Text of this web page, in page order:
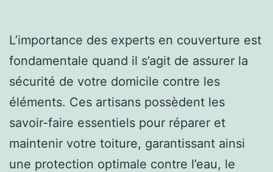
L’importance des experts en couverture est
fondamentale quand il s’agit de assurer la
sécurité de votre domicile contre les
éléments. Ces artisans possèdent les
savoir-faire essentiels pour réparer et
maintenir votre toiture, garantissant ainsi
une protection optimale contre l’eau, le